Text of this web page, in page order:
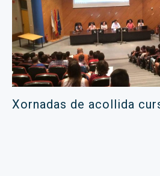
Xornadas de acollida